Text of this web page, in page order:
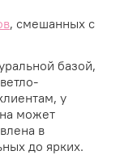
, смешанных с
базой,
у
может
в
до ярких.